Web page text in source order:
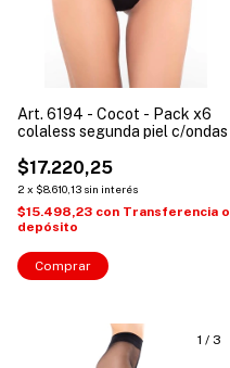
Art. 6194 - Cocot - Pack x6
colaless segunda piel c/ondas
$17.220,25
2 x $8.610,13 sin interés
$15.498,23 con Transferencia o
depósito
Comprar
1 / 3